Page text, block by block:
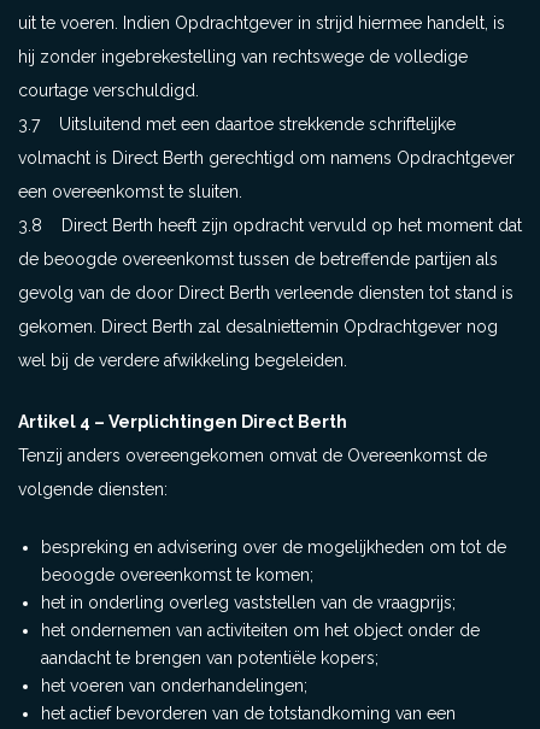
uit te voeren. Indien Opdrachtgever in strijd hiermee handelt, is
hij zonder ingebrekestelling van rechtswege de volledige
courtage verschuldigd.
3.7 Uitsluitend met een daartoe strekkende schriftelijke
volmacht is Direct Berth gerechtigd om namens Opdrachtgever
een overeenkomst te sluiten.
3.8 Direct Berth heeft zijn opdracht vervuld op het moment dat
de beoogde overeenkomst tussen de betreffende partijen als
gevolg van de door Direct Berth verleende diensten tot stand is
gekomen. Direct Berth zal desalniettemin Opdrachtgever nog
wel bij de verdere afwikkeling begeleiden.
Artikel 4 – Verplichtingen Direct Berth
Tenzij anders overeengekomen omvat de Overeenkomst de
volgende diensten:
bespreking en advisering over de mogelijkheden om tot de
beoogde overeenkomst te komen;
het in onderling overleg vaststellen van de vraagprijs;
het ondernemen van activiteiten om het object onder de
aandacht te brengen van potentiële kopers;
het voeren van onderhandelingen;
het actief bevorderen van de totstandkoming van een